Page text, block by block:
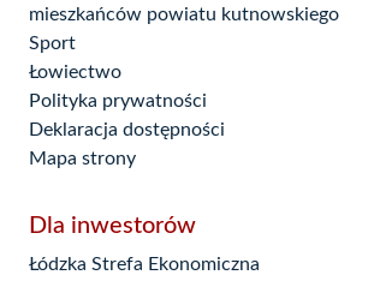
mieszkańców powiatu kutnowskiego
Sport
Łowiectwo
Polityka prywatności
Deklaracja dostępności
Mapa strony
Dla inwestorów
Łódzka Strefa Ekonomiczna